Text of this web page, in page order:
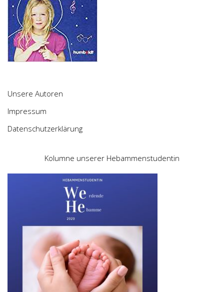
Unsere Autoren
Impressum
Datenschutzerklärung
Kolumne unserer Hebammenstudentin